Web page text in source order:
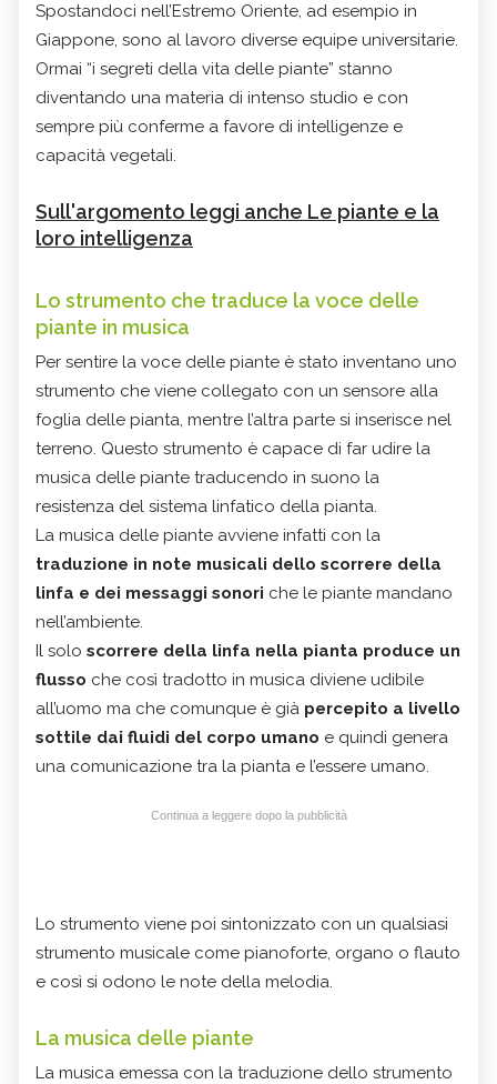
Spostandoci nell’Estremo Oriente, ad esempio in
Giappone, sono al lavoro diverse equipe universitarie.
Ormai “i segreti della vita delle piante” stanno
diventando una materia di intenso studio e con
sempre più conferme a favore di intelligenze e
capacità vegetali.
Sull'argomento leggi anche Le piante e la
loro intelligenza
Lo strumento che traduce la voce delle
piante in musica
Per sentire la voce delle piante è stato inventano uno
strumento che viene collegato con un sensore alla
foglia delle pianta, mentre l’altra parte si inserisce nel
terreno. Questo strumento è capace di far udire la
musica delle piante traducendo in suono la
resistenza del sistema linfatico della pianta.
La musica delle piante avviene infatti con la
traduzione in note musicali dello scorrere della
linfa e dei messaggi sonori che le piante mandano
nell’ambiente.
Il solo scorrere della linfa nella pianta produce un
flusso che così tradotto in musica diviene udibile
all’uomo ma che comunque è già percepito a livello
sottile dai fluidi del corpo umano e quindi genera
una comunicazione tra la pianta e l’essere umano.
Continua a leggere dopo la pubblicità
Lo strumento viene poi sintonizzato con un qualsiasi
strumento musicale come pianoforte, organo o flauto
e così si odono le note della melodia.
La musica delle piante
La musica emessa con la traduzione dello strumento